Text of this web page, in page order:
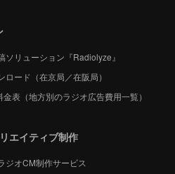
リューション『Radiolyze』
ード（在京局／在阪局）
表（地方別のラジオ広告費用一覧）
エイティブ制作
ジオCM制作サービス